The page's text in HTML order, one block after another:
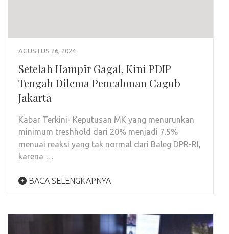
AGUSTUS 26, 2024
Setelah Hampir Gagal, Kini PDIP
Tengah Dilema Pencalonan Cagub
Jakarta
Kabar Terkini- Keputusan MK yang menurunkan
minimum treshhold dari 20% menjadi 7.5%
menuai reaksi yang tak normal dari Baleg DPR-RI,
karena …
BACA SELENGKAPNYA